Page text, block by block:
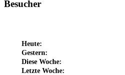
Besucher
Heute:
Gestern:
Diese Woche:
Letzte Woche: